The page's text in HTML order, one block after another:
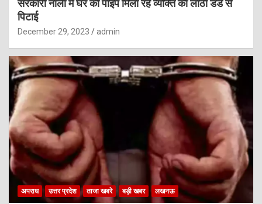
सरकारी नाली में घर की पाइप मिला रहे व्यक्ति की लाठी डंडे से
पिटाई
December 29, 2023 admin
अपराध उत्तर प्रदेश ताजा खबरे बड़ी खबर लखनऊ